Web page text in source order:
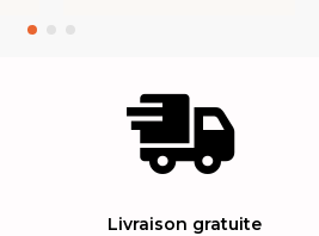
Livraison gratuite